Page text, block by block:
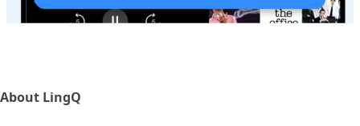
About LingQ